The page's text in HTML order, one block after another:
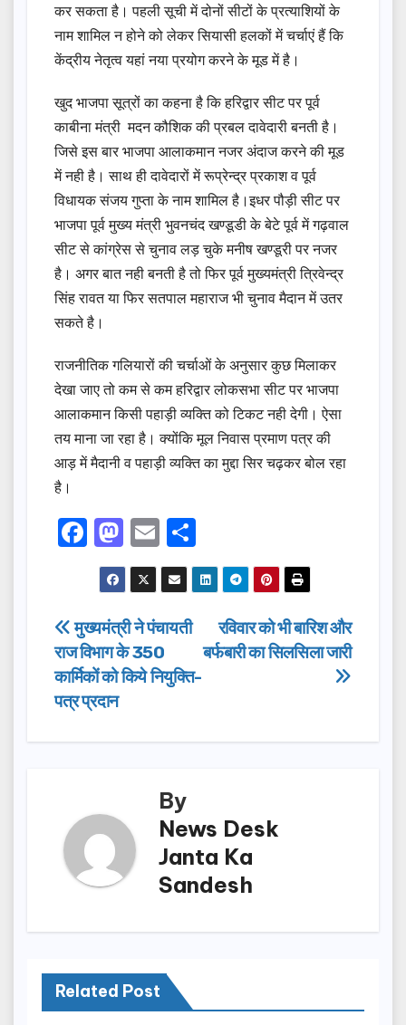
कर सकता है। पहली सूची में दोनों सीटों के प्रत्याशियों के
नाम शामिल न होने को लेकर सियासी हलकों में चर्चाएं हैं कि
केंद्रीय नेतृत्व यहां नया प्रयोग करने के मूड में है।
खुद भाजपा सूत्रों का कहना है कि हरिद्वार सीट पर पूर्व
काबीना मंत्री मदन कौशिक की प्रबल दावेदारी बनती है।
जिसे इस बार भाजपा आलाकमान नजर अंदाज करने की मूड
में नही है। साथ ही दावेदारों में रूप्रेन्द्र प्रकाश व पूर्व
विधायक संजय गुप्ता के नाम शामिल है।इधर पौड़ी सीट पर
भाजपा पूर्व मुख्य मंत्री भुवनचंद खण्डूडी के बेटे पूर्व में गढ़वाल
सीट से कांग्रेस से चुनाव लड़ चुके मनीष खण्डूरी पर नजर
है। अगर बात नही बनती है तो फिर पूर्व मुख्यमंत्री त्रिवेन्द्र
सिंह रावत या फिर सतपाल महाराज भी चुनाव मैदान में उतर
सकते है।
राजनीतिक गलियारों की चर्चाओं के अनुसार कुछ मिलाकर
देखा जाए तो कम से कम हरिद्वार लोकसभा सीट पर भाजपा
आलाकमान किसी पहाड़ी व्यक्ति को टिकट नही देगी। ऐसा
तय माना जा रहा है। क्योंकि मूल निवास प्रमाण पत्र की
आड़ में मैदानी व पहाड़ी व्यक्ति का मुद्दा सिर चढ़कर बोल रहा
है।
F
a
c
e
b
o
o
k
M
a
st
o
d
o
E
m
ail
h
ar
Post
navigation
रविवार को भी बारिश और
बर्फबारी का सिलसिला जारी
मुख्यमंत्री ने पंचायती
राज विभाग के 350
कार्मिकों को किये नियुक्ति-
पत्र प्रदान
By
News Desk
Janta Ka
Sandesh
Related Post